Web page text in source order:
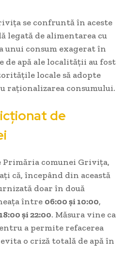
se confruntă în aceste
legată de alimentarea cu
unui consum exagerat în
de apă ale localității au fost
locale să adopte
raționalizarea consumului.
de
comunei Grivița,
că, începând din această
doar în două
între 06:00 și 10:00,
18:00 și 22:00. Măsura vine ca
a permite refacerea
o criză totală de apă în